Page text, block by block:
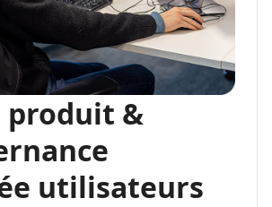
produit &
utilisateurs